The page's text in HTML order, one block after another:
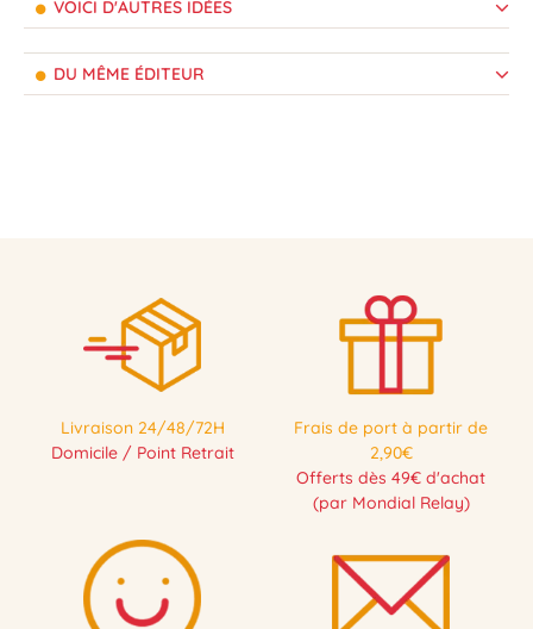
VOICI D'AUTRES IDÉES
DU MÊME ÉDITEUR
Livraison 24/48/72H
Domicile / Point Retrait
Frais de port à partir de
2,90€
Offerts dès 49€ d'achat
(par Mondial Relay)